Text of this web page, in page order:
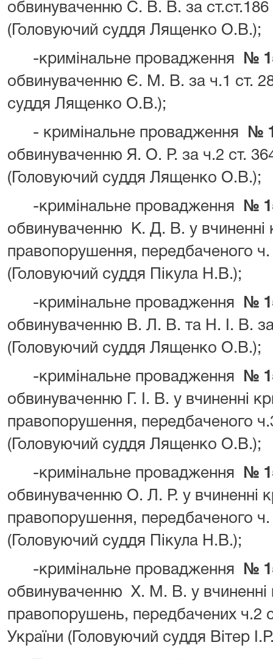
обвинуваченню С. В. В. за
(Головуючий суддя Лященко О.В.);
-кримінальне провадження
№
обвинуваченню Є. М. В. за ч.1 ст.
суддя Лященко О.В.);
- кримінальне провадження
№
обвинуваченню Я. О. Р. за ч.2 ст.
(Головуючий суддя Лященко О.В.);
-кримінальне провадження
№
обвинуваченню К. Д. В. у вчиненні
правопорушення, передбаченого ч.
(Головуючий суддя Пікула Н.В.);
-кримінальне провадження
№
обвинуваченню В. Л. В. та Н. І. В.
(Головуючий суддя Лященко О.В.);
-кримінальне провадження
№
обвинуваченню Г. І. В. у вчиненні
правопорушення, передбаченого
(Головуючий суддя Лященко О.В.);
-кримінальне провадження
№
обвинуваченню О. Л. Р. у вчиненні
правопорушення, передбаченого
(Головуючий суддя Пікула Н.В.);
-кримінальне провадження
№
обвинуваченню Х. М. В. у вчиненні
правопорушень, передбачених ч.2
України (Головуючий суддя Вітер